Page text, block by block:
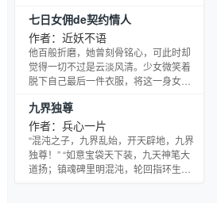
是摸得舒服。“主人，月圆之夜，你能不
能不要吸我的血？那样我会死的……
唔……”最后的话语，被主人冰冷噬血般
的吻堵住，他的吻像野兽在啃噬食物，
狂野而用力，弄得她的唇瓣火辣辣的疼
香味在她唇齿之间瞬间绽放。夏雪抑郁
了，主人不是不懂
七日女佣de契约情人
作者：近妖不语
他百般折磨，她曾刻骨铭心，可此时却
觉得一切不过是云淡风清。少女微笑着
脱下自己最后一件衣服，将这一身女佣
酷男人低声魔呤“你要什么？” “只要离
开，你的什么，我都不要。”淡淡一笑，
转身离开。本文由【半妖苑出品】良好
书品保证！
九界独尊
作者：兵心一片
“混沌之子，九界乱始，开天辟地，九界
独尊！” “如意宝袋天下装，九天神笔大
道扬；镇魂碑里明混沌，轮回指环生死